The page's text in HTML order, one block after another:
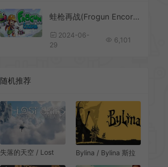
蛙枪再战(Frogun Encore)简中|PC|ACT|卡通3D平台闯关动作游戏
2024-06-
29
6,101
随机推荐
失落的天空 / Lost
Bylina / Bylina 斯拉